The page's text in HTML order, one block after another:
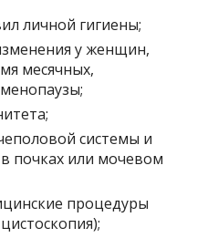
личной гигиены;
у женщин,
месячных,
системы и
почках или мочевом
процедуры